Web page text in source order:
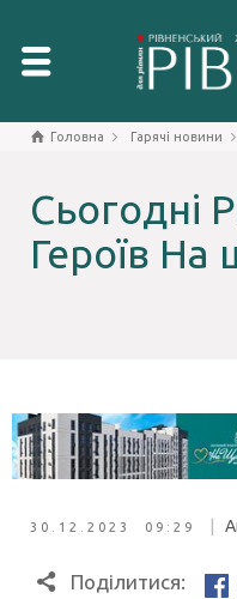
Головна Гарячі новини
Сьогодні
Героїв На
30.12.2023 09:29
Поділитися: